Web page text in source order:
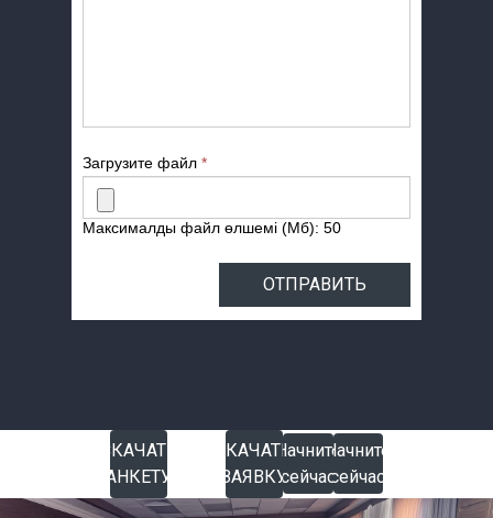
Загрузите файл *
Максималды файл өлшемі (Мб): 50
ОТПРАВИТЬ
СКАЧАТЬ
АНКЕТУ
НачнитеСКАЧАТЬ
ЗАЯВКУ
Начните
сейчас
Начните
сейчас